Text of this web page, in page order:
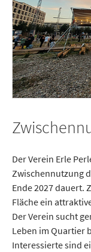
Der Verein Erle
Zwischennutzung
Ende 2027 dauert.
Fläche ein
Der Verein sucht
Leben im Quartier
Interessierte sind